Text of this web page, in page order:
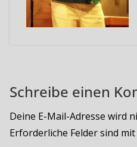
Schreibe einen
Deine E-Mail-Adresse wird
Erforderliche Felder sind mit